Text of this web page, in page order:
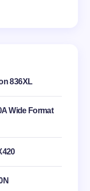
836XL
Wide Format